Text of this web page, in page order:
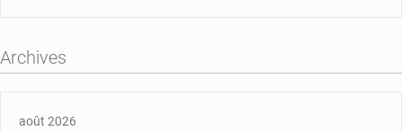
Archives
août 2026